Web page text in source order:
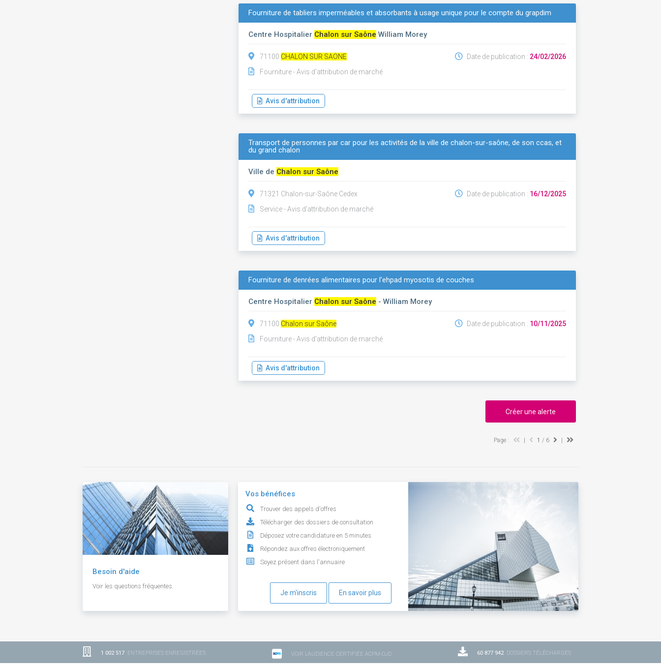
Fourniture de tabliers imperméables et absorbants à usage unique pour le compte du grapdim
Centre Hospitalier Chalon sur Saône William Morey
71100 CHALON SUR SAONE
Fourniture - Avis d'attribution de marché
Date de publication : 24/02/2026
Avis d'attribution
Transport de personnes par car pour les activités de la ville de chalon-sur-saône, de son ccas, et
du grand chalon
Ville de Chalon sur Saône
71321 Chalon-sur-Saône Cedex
Service - Avis d'attribution de marché
Date de publication : 16/12/2025
Avis d'attribution
Fourniture de denrées alimentaires pour l'ehpad myosotis de couches
Centre Hospitalier Chalon sur Saône - William Morey
71100 Chalon sur Saône
Fourniture - Avis d'attribution de marché
Date de publication : 10/11/2025
Avis d'attribution
Créer une alerte
Page : 1 / 6
Besoin d'aide
Voir les questions fréquentes.
Vos bénéfices
Trouver des appels d'offres
Télécharger des dossiers de consultation
Déposez votre candidature en 5 minutes
Répondez aux offres électroniquement
Soyez présent dans l'annuaire
Je m'inscris En savoir plus
1 002 517 ENTREPRISES ENREGISTRÉES VOIR L'AUDIENCE CERTIFIÉE ACPM-OJD 60 877 942DOSSIERS TÉLÉCHARGÉS